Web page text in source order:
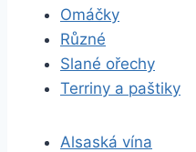
Omáčky
Různé
Slané ořechy
Terriny a paštiky
Alsaská vína